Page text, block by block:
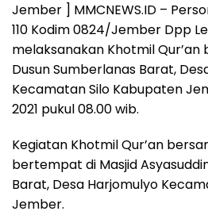
Jember ] MMCNEWS.ID –
110 Kodim 0824/Jember Dpp
melaksanakan Khotmil
Dusun Sumberlanas Barat,
Kecamatan Silo Kabupaten
2021 pukul 08.00 wib.
Kegiatan Khotmil Qur’an
bertempat di Masjid
Barat, Desa Harjomulyo
Jember.